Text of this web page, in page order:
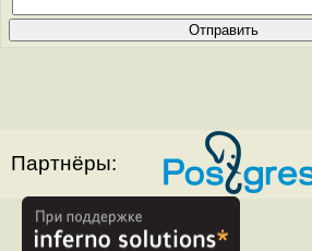
Партнёры: